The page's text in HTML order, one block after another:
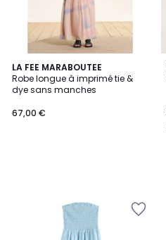
LA FEE MARABOUTEE
Robe longue à imprimé tie &
dye sans manches
67,00 €